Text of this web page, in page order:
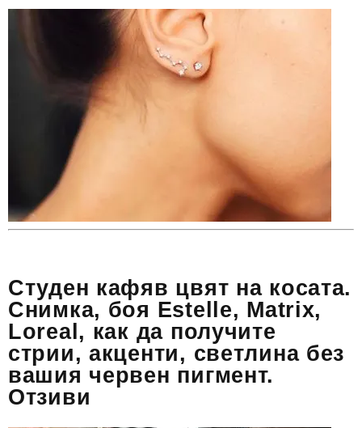
Студен кафяв цвят на косата.
Снимка, боя Estelle, Matrix,
Loreal, как да получите
стрии, акценти, светлина без
вашия червен пигмент.
Отзиви